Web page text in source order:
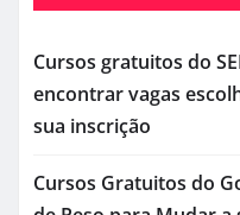
Cursos gratuitos do
encontrar vagas
sua inscrição
Cursos Gratuitos do